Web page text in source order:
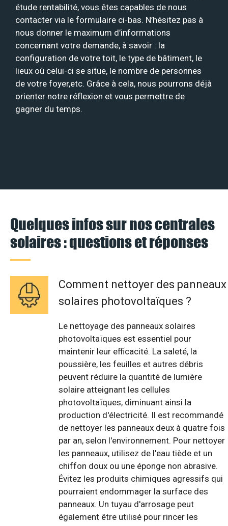
étude rentabilité, vous êtes capables de nous
contacter via le formulaire ci-bas. N’hésitez pas à
nous donner le maximum d’informations
concernant votre demande, à savoir : la
configuration de votre toit, le type de bâtiment, le
lieux où celui-ci se situe, le nombre de personnes
de votre foyer,etc. Grâce à cela, nous pourrons déjà
orienter notre réflexion et vous permettre de
gagner du temps.
Quelques infos sur nos centrales
solaires : questions et réponses
Comment nettoyer des panneaux
solaires photovoltaïques ?
Le nettoyage des panneaux solaires
photovoltaïques est essentiel pour
maintenir leur efficacité. La saleté, la
poussière, les feuilles et autres débris
peuvent réduire la quantité de lumière
solaire atteignant les cellules
photovoltaïques, diminuant ainsi la
production d'électricité. Il est recommandé
de nettoyer les panneaux deux à quatre fois
par an, selon l'environnement. Pour nettoyer
les panneaux, utilisez de l'eau tiède et un
chiffon doux ou une éponge non abrasive.
Évitez les produits chimiques agressifs qui
pourraient endommager la surface des
panneaux. Un tuyau d'arrosage peut
également être utilisé pour rincer les